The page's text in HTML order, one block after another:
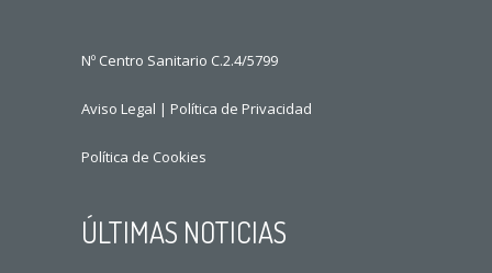
Nº Centro Sanitario C.2.4/5799
Aviso Legal | Política de Privacidad
Política de Cookies
ÚLTIMAS NOTICIAS